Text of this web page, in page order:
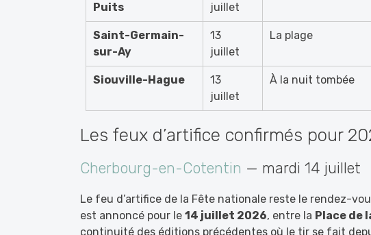
Puits
juillet
Saint-Germain-
sur-Ay
13
juillet
La plage
Siouville-Hague
13
juillet
À la nuit tombée
Les feux d’artifice confirmés pour
Cherbourg-en-Cotentin — mardi 14 juillet
Le feu d’artifice de la Fête nationale reste le rendez-
est annoncé pour le 14 juillet 2026, entre la Place de
continuité des éditions précédentes où le tir se fait